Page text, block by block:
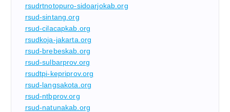
rsudrtnotopuro-sidoarjokab.org
rsud-sintang.org
rsud-cilacapkab.org
rsudkoja-jakarta.org
rsud-brebeskab.org
rsud-sulbarprov.org
rsudtpi-kepriprov.org
rsud-langsakota.org
rsud-ntbprov.org
rsud-natunakab.org